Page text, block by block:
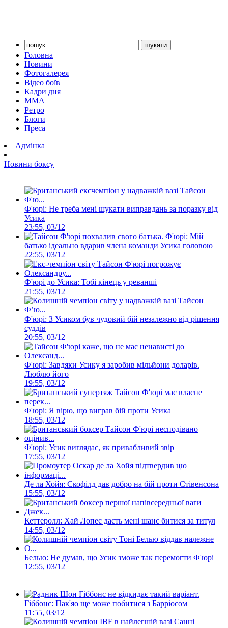
Головна
Новини
Фотогалерея
Відео боїв
Кадри дня
ММА
Ретро
Блоги
Преса
Адмінка
Новини боксу
Ф'юрі: Не треба мені шукати виправдань за поразку від
Усика
23:55, 03/12
Ф'юрі: Мій
батько ідеально вдарив члена команди Усика головою
22:55, 03/12
Ф'юрі до Усика: Тобі кінець у реванші
21:55, 03/12
Ф'юрі: З Усиком був чудовий бій незалежно від рішення
суддів
20:55, 03/12
Ф'юрі: Завдяки Усику я заробив мільйони доларів.
Люблю його
19:55, 03/12
Ф'юрі: Я вірю, що виграв бій проти Усика
18:55, 03/12
Ф'юрі: Усик виглядає, як привабливий звір
17:55, 03/12
Де ла Хойя: Скофілд дав добро на бій проти Стівенсона
15:55, 03/12
Кеттеролл: Хай Лопес дасть мені шанс битися за титул
14:55, 03/12
Белью: Не думав, що Усик зможе так перемогти Ф'юрі
12:55, 03/12
Гіббонс: Пак'яо ще може побитися з Барріосом
11:55, 03/12